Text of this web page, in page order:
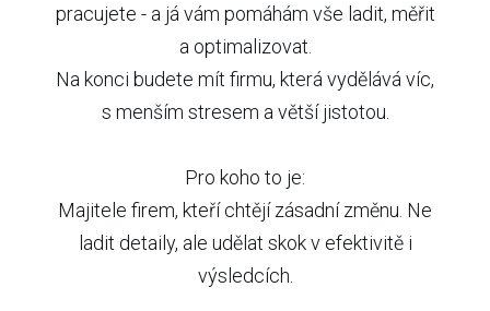
pracujete - a já vám pomáhám vše ladit, měřit
a optimalizovat.
Na konci budete mít firmu, která vydělává víc,
s menším stresem a větší jistotou.
Pro koho to je:
Majitele firem, kteří chtějí zásadní změnu. Ne
ladit detaily, ale udělat skok v efektivitě i
výsledcích.